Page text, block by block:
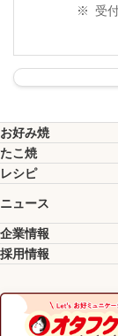
※ 受
お好み焼
たこ焼
レシピ
ニュース
企業情報
採用情報